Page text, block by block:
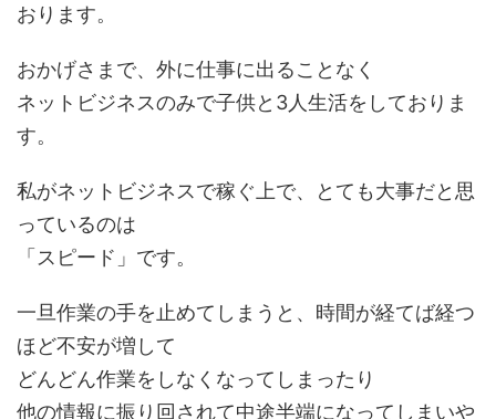
おります。
おかげさまで、外に仕事に出ることなく
ネットビジネスのみで子供と3人生活をしておりま
す。
私がネットビジネスで稼ぐ上で、とても大事だと思
っているのは
「スピード」です。
一旦作業の手を止めてしまうと、時間が経てば経つ
ほど不安が増して
どんどん作業をしなくなってしまったり
他の情報に振り回されて中途半端になってしまいや